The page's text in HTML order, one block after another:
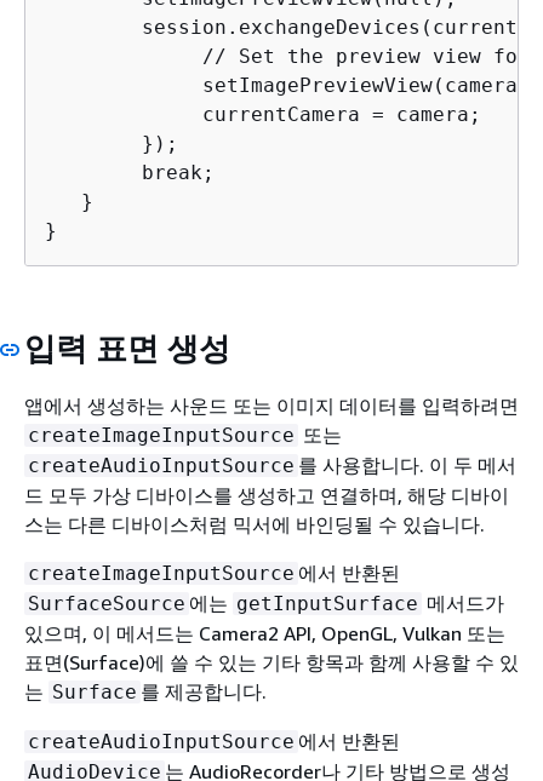
// Set the preview view for
             currentCamera = camera;
        });
        break;
   }
}
입력 표면 생성
앱에서 생성하는 사운드 또는 이미지 데이터를 입력하려면
createImageInputSource 또는
createAudioInputSource 를 사용합니다. 이 두 메서
드 모두 가상 디바이스를 생성하고 연결하며, 해당 디바이
스는 다른 디바이스처럼 믹서에 바인딩될 수 있습니다.
createImageInputSource 에서 반환된
SurfaceSource 에는 getInputSurface 메서드가
있으며, 이 메서드는 Camera2 API, OpenGL, Vulkan 또는
표면(Surface)에 쓸 수 있는 기타 항목과 함께 사용할 수 있
는 Surface 를 제공합니다.
createAudioInputSource 에서 반환된
AudioDevice 는 AudioRecorder나 기타 방법으로 생성